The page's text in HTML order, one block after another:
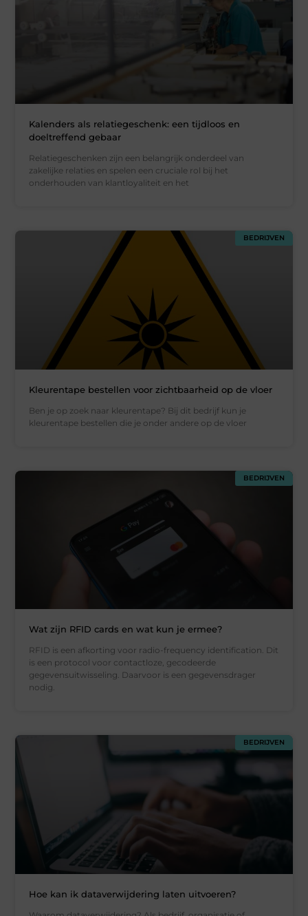
Kalenders als relatiegeschenk: een tijdloos en
doeltreffend gebaar
Relatiegeschenken zijn een belangrijk onderdeel van
zakelijke relaties en spelen een cruciale rol bij het
onderhouden van klantloyaliteit en het
BEDRIJVEN
Kleurentape bestellen voor zichtbaarheid op de vloer
Ben je op zoek naar kleurentape? Bij dit bedrijf kun je
kleurentape bestellen die je onder andere op de vloer
BEDRIJVEN
Wat zijn RFID cards en wat kun je ermee?
RFID is een afkorting voor radio-frequency identification. Dit
is een protocol voor contactloze, gecodeerde
gegevensuitwisseling. Daarvoor is een gegevensdrager
nodig.
BEDRIJVEN
Hoe kan ik dataverwijdering laten uitvoeren?